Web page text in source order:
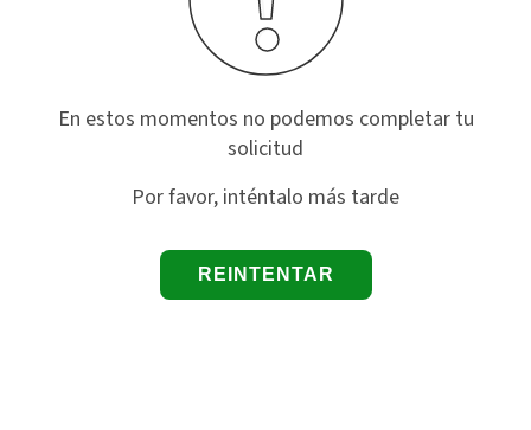
En estos momentos no podemos completar tu
solicitud
Por favor, inténtalo más tarde
REINTENTAR